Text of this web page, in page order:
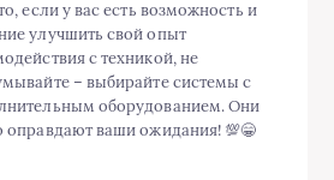
если у вас есть возможность и
улучшить свой опыт
с техникой, не
– выбирайте системы с
оборудованием. Они
оправдают ваши ожидания! 💯😁